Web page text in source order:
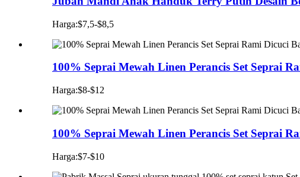
Harga:$7,5-$8,5
100% Seprai Mewah Linen Perancis Set Seprai
Harga:$8-$12
100% Seprai Mewah Linen Perancis Set Seprai
Harga:$7-$10